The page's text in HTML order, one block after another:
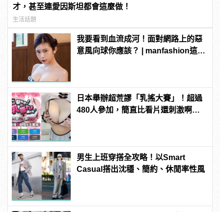
才，甚至連愛因斯坦都會這麼做！
生活話題
我要看到血流成河！面對網路上的惡
意風向球你應該？ | manfashion這樣
日本舉辦超荒謬「乳搖大賽」！超過
480人參加，簡直比看片還刺激啊！ |
男生上班穿搭全攻略！以Smart
Casual搭出沈穩、簡約、休閒率性風